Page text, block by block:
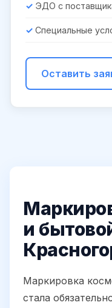
ЭДО с
Специальные
Оставить
и
Маркировка
стала